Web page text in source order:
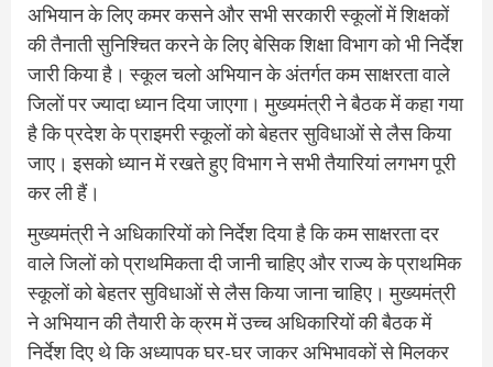
अभियान के लिए कमर कसने और सभी सरकारी स्कूलों में शिक्षकों
की तैनाती सुनिश्चित करने के लिए बेसिक शिक्षा विभाग को भी निर्देश
जारी किया है। स्कूल चलो अभियान के अंतर्गत कम साक्षरता वाले
जिलों पर ज्यादा ध्यान दिया जाएगा। मुख्यमंत्री ने बैठक में कहा गया
है कि प्रदेश के प्राइमरी स्कूलों को बेहतर सुविधाओं से लैस किया
जाए। इसको ध्यान में रखते हुए विभाग ने सभी तैयारियां लगभग पूरी
कर ली हैं।
मुख्यमंत्री ने अधिकारियों को निर्देश दिया है कि कम साक्षरता दर
वाले जिलों को प्राथमिकता दी जानी चाहिए और राज्य के प्राथमिक
स्कूलों को बेहतर सुविधाओं से लैस किया जाना चाहिए। मुख्यमंत्री
ने अभियान की तैयारी के क्रम में उच्च अधिकारियों की बैठक में
निर्देश दिए थे कि अध्यापक घर-घर जाकर अभिभावकों से मिलकर